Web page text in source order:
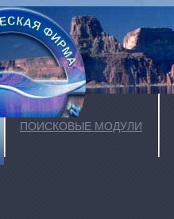
ПОИСКОВЫЕ МОДУЛИ